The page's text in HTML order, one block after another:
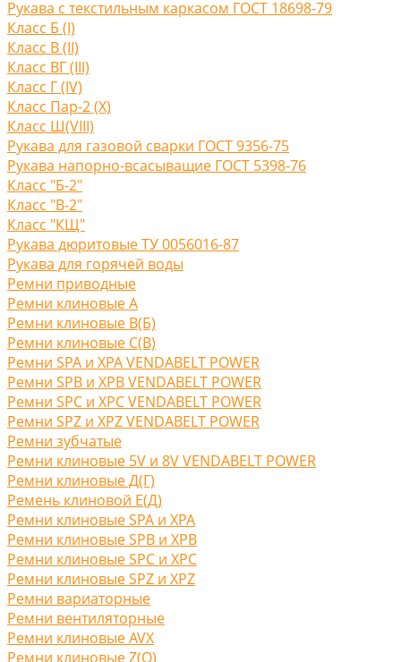
Рукава с текстильным каркасом ГОСТ 18698-79
Класс Б (I)
Класс В (II)
Класс ВГ (III)
Класс Г (IV)
Класс Пар-2 (X)
Класс Ш(VIII)
Рукава для газовой сварки ГОСТ 9356-75
Рукава напорно-всасыващие ГОСТ 5398-76
Класс "Б-2"
Класс "В-2"
Класс "КЩ"
Рукава дюритовые ТУ 0056016-87
Рукава для горячей воды
Ремни приводные
Ремни клиновые A
Ремни клиновые В(Б)
Ремни клиновые С(B)
Ремни SPA и XPA VENDABELT POWER
Ремни SPB и XPB VENDABELT POWER
Ремни SPC и XPC VENDABELT POWER
Ремни SPZ и XPZ VENDABELT POWER
Ремни зубчатые
Ремни клиновые 5V и 8V VENDABELT POWER
Ремни клиновые Д(Г)
Ремень клиновой Е(Д)
Ремни клиновые SPA и XPA
Ремни клиновые SPB и XPB
Ремни клиновые SPC и XPC
Ремни клиновые SPZ и XPZ
Ремни вариаторные
Ремни вентиляторные
Ремни клиновые AVX
Ремни клиновые Z(O)